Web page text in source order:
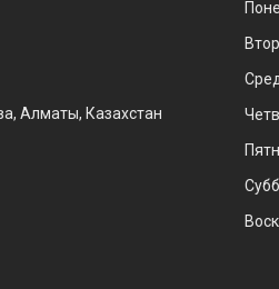
Алматы, Казахстан